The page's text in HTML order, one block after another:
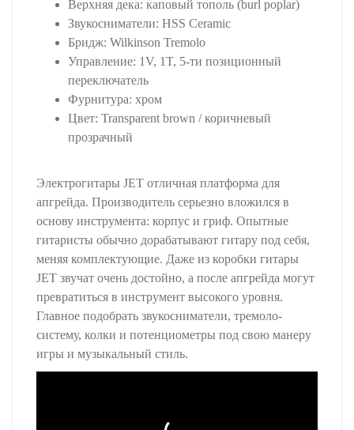
Верхняя дека: каповый тополь (burl poplar)
Звукосниматели: HSS Ceramic
Бридж: Wilkinson Tremolo
Управление: 1V, 1T, 5-ти позиционный
переключатель
Фурнитура: хром
Цвет: Transparent brown / коричневый
прозрачный
Электрогитары JET отличная платформа для
апгрейда. Производитель серьезно вложился в
основу инструмента: корпус и гриф. Опытные
гитаристы обычно дорабатывают гитару под себя,
меняя комплектующие. Даже из коробки гитары
JET звучат очень достойно, а после апгрейда могут
превратиться в инструмент высокого уровня.
Главное подобрать звукосниматели, тремоло-
систему, колки и потенциометры под свою манеру
игры и музыкальный стиль.